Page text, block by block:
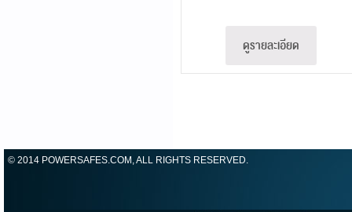
ดูรายละเอียด
© 2014 POWERSAFES.COM, ALL RIGHTS RESERVED.